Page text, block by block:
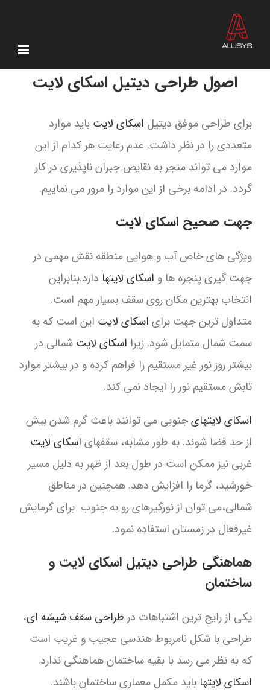
content
اصول طراحی دیتیل اسکای لایت
برای طراحی موفق دیتیل اسکای لایت باید موارد
متعددی را در نظر داشت. عدم رعایت هر کدام از این
موارد می تواند منجر به نقایص جبران ناپذیری در کار
گردد. در ادامه برخی از این موارد را مرور می نماییم.
جهت صحیح اسکای لایت
ویژگی های خاص آب و هوایی منطقه نقش مهمی در
جهت گیری پنجره ها و اسکای لایتها دارد.بنابراین
انتخاب بهترین مکان روی سقف بسیار مهم است.
متداول ترین جهت برای اسکای لایت این است که به
سمت شمال متمایل شود. زیرا اسکای لایت شمالی در
بیشتر روز نور غیر مستقیم را فراهم کرده و در بیشتر موارد
تابش مستقیم نور را ایجاد نمی کند.
اسکای لایتهایجنوبی می توانند باعث گرم شدن بیش
از حد فضا شوند. به طور مشابه، سقفهای اسکای لایت
غربی نیز ممکن است در طول بعد از ظهر به دلیل مسیر
خورشید، گرما را افزایش دهد. همچنین در مناطق
شمالی،می توان از نورگیرهای رو به جنوب برای گرمایش
غیرفعال در زمستان استفاده نمود.
هماهنگی طراحی دیتیل اسکای لایت و
ساختمان
یکی از رایج ترین اشتباهات در طراحی سقف شیشه ای،
طراحی با شکل نامربوط هندسی عجیب و غریب است
که به نظر می رسد با بقیه ساختمان هماهنگی ندارد.
اسکای لایتها باید مکمل معماری ساختمان باشند.